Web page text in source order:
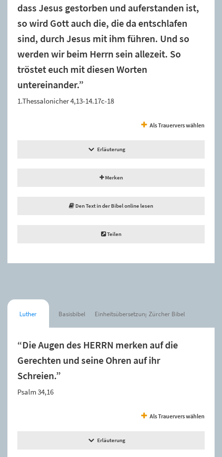
dass Jesus gestorben und auferstanden ist,
so wird Gott auch die, die da entschlafen
sind, durch Jesus mit ihm führen. Und so
werden wir beim Herrn sein allezeit. So
tröstet euch mit diesen Worten
untereinander.”
1.Thessalonicher 4,13-14.17c-18
Als Trauervers wählen
Erläuterung
Merken
Den Text in der Bibel online lesen
Teilen
Luther Basisbibel Einheitsübersetzung Zürcher Bibel
“Die Augen des HERRN merken auf die
Gerechten und seine Ohren auf ihr
Schreien.”
Psalm 34,16
Als Trauervers wählen
Erläuterung